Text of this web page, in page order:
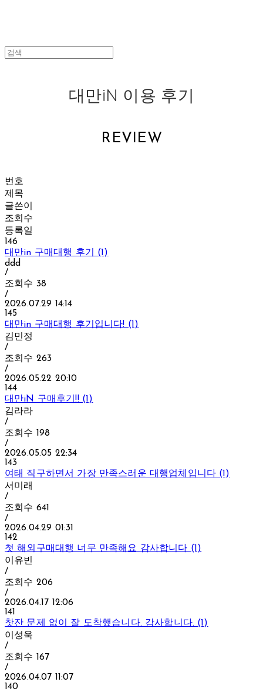
대만iN 이용 후기
REVIEW
번호
제목
글쓴이
조회수
등록일
146
대만in 구매대행 후기 (1)
ddd
/
조회수 38
/
2026.07.29 14:14
145
대만in 구매대행 후기입니다! (1)
김민정
/
조회수 263
/
2026.05.22 20:10
144
대만iN 구매후기!! (1)
김라라
/
조회수 198
/
2026.05.05 22:34
143
여태 직구하면서 가장 만족스러운 대행업체입니다 (1)
서미래
/
조회수 641
/
2026.04.29 01:31
142
첫 해외구매대행 너무 만족해요 감사합니다 (1)
이유빈
/
조회수 206
/
2026.04.17 12:06
141
찻잔 문제 없이 잘 도착했습니다. 감사합니다. (1)
이성욱
/
조회수 167
/
2026.04.07 11:07
140